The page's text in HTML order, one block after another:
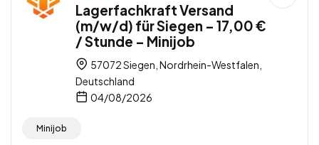
Lagerfachkraft Versand
(m/w/d) für Siegen – 17,00 €
/ Stunde – Minijob
57072 Siegen, Nordrhein-Westfalen,
Deutschland
04/08/2026
Minijob